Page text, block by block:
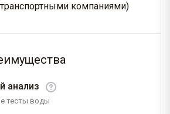
компаниями)
анализ
тесты воды